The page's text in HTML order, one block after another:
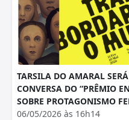
TARSILA DO AMARAL
CONVERSA DO “PRÊMIO
SOBRE PROTAGONISMO
06/05/2026 às 16h14